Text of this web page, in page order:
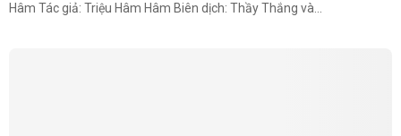
Hâm Tác giả: Triệu Hâm Hâm Biên dịch: Thầy Thắng và...